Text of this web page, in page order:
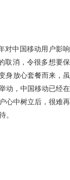
对中国移动用户影响
取消，令很多想要保
身放心套餐而来，虽
动，中国移动已经在
心中树立后，很难再
。